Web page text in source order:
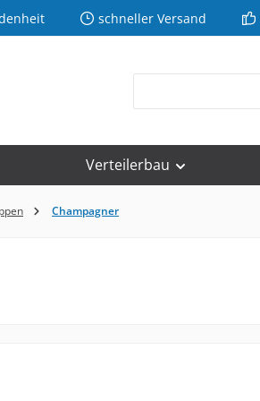
schneller Versand
Verteilerbau
Champagner